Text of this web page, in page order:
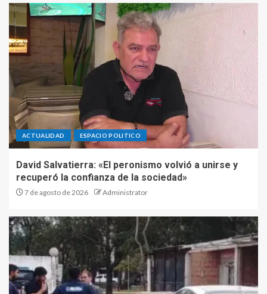
ACTUALIDAD ESPACIO POLITICO
David Salvatierra: «El peronismo volvió a unirse y
recuperó la confianza de la sociedad»
7 de agosto de 2026 Administrator